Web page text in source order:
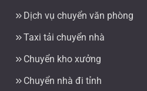
Dịch vụ chuyển văn phòng
Taxi tải chuyển nhà
Chuyển kho xưởng
Chuyển nhà đi tỉnh